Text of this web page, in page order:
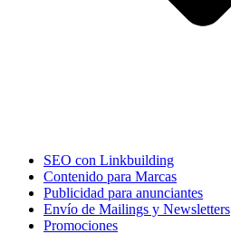
SEO con Linkbuilding
Contenido para Marcas
Publicidad para anunciantes
Envío de Mailings y Newsletters
Promociones